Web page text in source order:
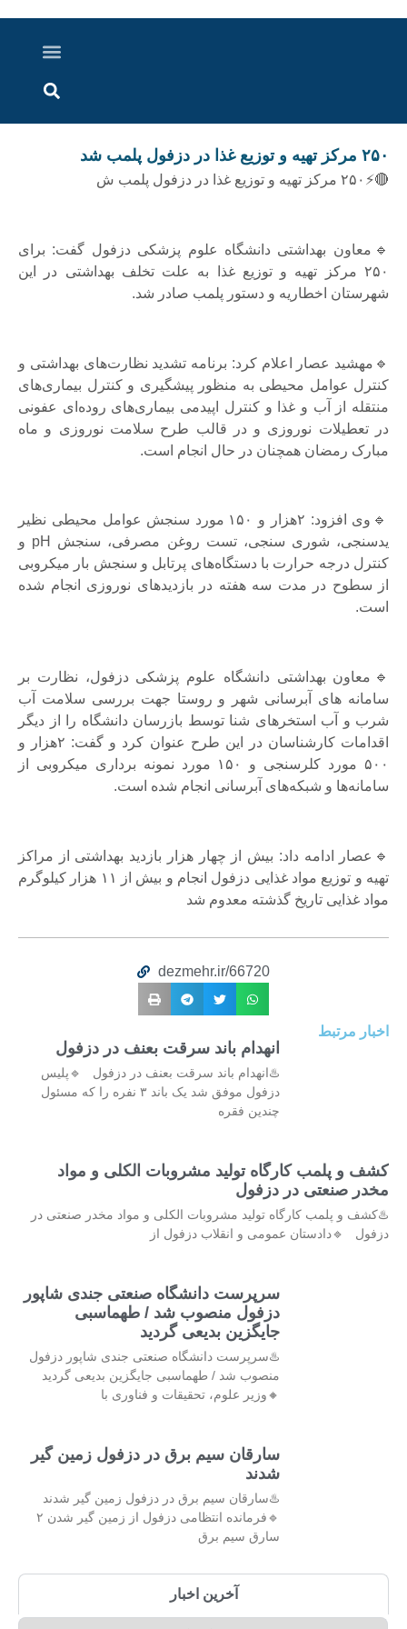
۲۵۰ مرکز تهیه و توزیع غذا در دزفول پلمب شد
🔴⚡۲۵۰ مرکز تهیه و توزیع غذا در دزفول پلمب ش
🔹معاون بهداشتی دانشگاه علوم پزشکی دزفول گفت: برای
۲۵۰ مرکز تهیه و توزیع غذا به علت تخلف بهداشتی در این
شهرستان اخطاریه و دستور پلمب صادر شد.
🔹مهشید عصار اعلام کرد: برنامه تشدید نظارت‌های بهداشتی و
کنترل عوامل محیطی به منظور پیشگیری و کنترل بیماری‌های
منتقله از آب و غذا و کنترل اپیدمی بیماری‌های روده‌ای عفونی
در تعطیلات نوروزی و در قالب طرح سلامت نوروزی و ماه
مبارک رمضان همچنان در حال انجام است.
🔹وی افزود: ۲هزار و ۱۵۰ مورد سنجش عوامل محیطی نظیر
یدسنجی، شوری سنجی، تست روغن مصرفی، سنجش pH و
کنترل درجه حرارت با دستگاه‌های پرتابل و سنجش بار میکروبی
از سطوح در مدت سه هفته در بازدیدهای نوروزی انجام شده
است.
🔹معاون بهداشتی دانشگاه علوم پزشکی دزفول، نظارت بر
سامانه های آبرسانی شهر و روستا جهت بررسی سلامت آب
شرب و آب استخرهای شنا توسط بازرسان دانشگاه را از دیگر
اقدامات کارشناسان در این طرح عنوان کرد و گفت: ۲هزار و
۵۰۰ مورد کلرسنجی و ۱۵۰ مورد نمونه برداری میکروبی از
سامانه‌ها و شبکه‌های آبرسانی انجام شده است.
🔹عصار ادامه داد: بیش از چهار هزار بازدید بهداشتی از مراکز
تهیه و توزیع مواد غذایی دزفول انجام و بیش از ۱۱ هزار کیلوگرم
مواد غذایی تاریخ گذشته معدوم شد
dezmehr.ir/66720
اخبار مرتبط
انهدام باند سرقت بعنف در دزفول
♨️انهدام باند سرقت بعنف در دزفول 🔹پلیس
دزفول موفق شد یک باند ۳ نفره را که مسئول
چندین فقره
کشف و پلمب کارگاه تولید مشروبات الکلی و مواد
مخدر صنعتی در دزفول
♨️کشف و پلمب کارگاه تولید مشروبات الکلی و مواد مخدر صنعتی در
دزفول 🔹دادستان عمومی و انقلاب دزفول از
سرپرست دانشگاه صنعتی جندی شاپور
دزفول منصوب شد / طهماسبی
جایگزین بدیعی گردید
♨️سرپرست دانشگاه صنعتی جندی شاپور دزفول
منصوب شد / طهماسبی جایگزین بدیعی گردید
🔸وزیر علوم، تحقیقات و فناوری با
سارقان سیم برق در دزفول زمین گیر
شدند
♨️سارقان سیم برق در دزفول زمین گیر شدند
🔹فرمانده انتظامی دزفول از زمین گیر شدن ۲
سارق سیم برق
آخرین اخبار